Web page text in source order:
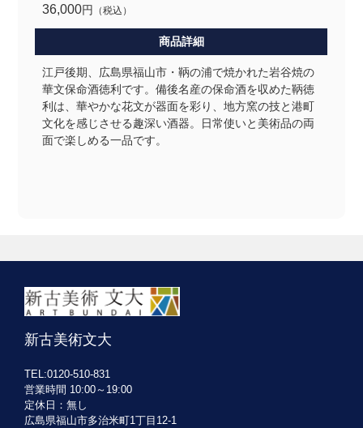
36,000円 （税込）
商品詳細
江戸後期、広島県福山市・鞆の浦で焼かれた岩谷焼の
華文保命酒徳利です。備後名産の保命酒を収めた鞆徳
利は、華やかな花文が器面を彩り、地方窯の技と港町
文化を感じさせる趣深い酒器。日常使いと美術品の両
面で楽しめる一品です。
新古美術文大
TEL:0120-510-831
営業時間 10:00～19:00
定休日：無し
広島県福山市多治米町1丁目12-1